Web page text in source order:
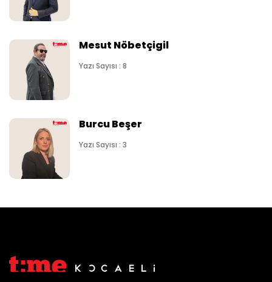
Mesut Nöbetçigil
Yazı Sayısı : 8
Burcu Beşer
Yazı Sayısı : 3